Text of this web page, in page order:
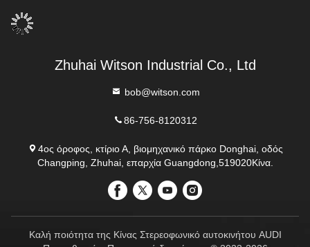
Zhuhai Witson Industrial Co., Ltd
bob@witson.com
86-756-8120312
4ος όροφος, κτίριο Α, βιομηχανικό πάρκο Donghai, οδός
Changping, Zhuhai, επαρχία Guangdong,519020Κίνα.
Καλή ποιότητα της Κίνας Στερεοφωνικό αυτοκινήτου AUDI